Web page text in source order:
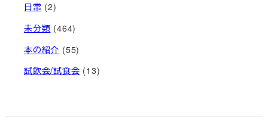
日常 (2)
未分類 (464)
本の紹介 (55)
試飲会/試食会 (13)